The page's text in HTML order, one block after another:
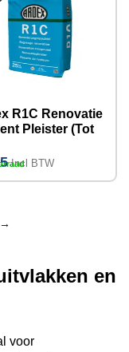
R1C Renovatie
Pleister (Tot
Incl BTW
→
en
voor